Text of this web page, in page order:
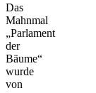
Das
Mahnmal
„Parlament
der
Bäume“
wurde
von